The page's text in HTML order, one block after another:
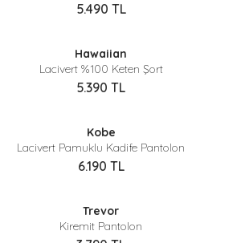
5.490 TL
Hawaiian
Lacivert %100 Keten Şort
5.390 TL
Kobe
Lacivert Pamuklu Kadife Pantolon
6.190 TL
Trevor
Kiremit Pantolon